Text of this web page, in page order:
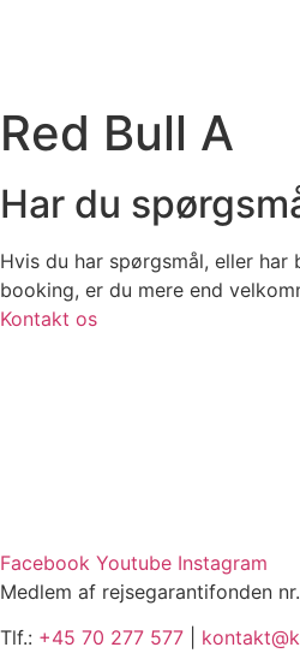
Red Bull A
Har du
Hvis du har spørgsmål, eller
booking, er du mere end
Kontakt os
Facebook Youtube Instagram
Medlem af rejsegarantifonden
Tlf.: +45 70 277 577